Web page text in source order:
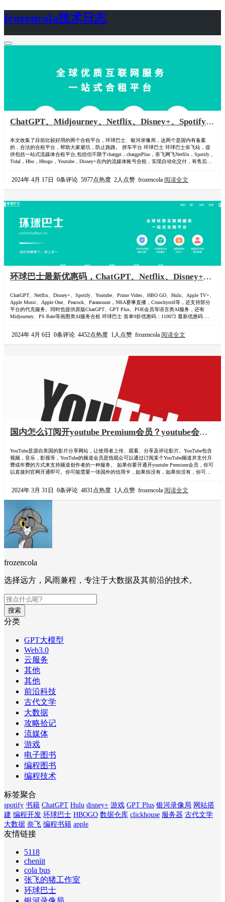
frozencola技术日志
ChatGPT、Midjourney、Netflix、Disney+、Spotify、
TV+、Apple Music、Apple One、Peacock、
Paramount等合租平台与最新优惠码
本文收集了目前比较好用的两个合租平台，环球巴士、银河录像局，这两个是国内有备案
的，合法的合租平台，帮助大家避坑，防止跑路。 拼车平台 环球巴士 环球巴士奈飞站，提
供包括一站式流媒体合租平台,包括但不限于chatgpt，chatgptPlus，奈飞网飞Netfilx，Spotify，
Tidal，Hbo，Hbogo，Youtube，Disney+在内的流媒体账号合租，实现自动化交付，有售后，
2024年 4月 17日 0条评论 5977点热度 2人点赞 frozencola 阅读全文
环球巴士最新优惠码，ChatGPT、Netflix、Disney+、
Apple TV+、Apple Music、Apple One、Peacock、
Paramount等合租平台
ChatGPT、Netflix、Disney+、Spotify、Youtube、Prime Video、HBO GO、Hulu、Apple TV+、
Apple Music、Apple One、Peacock、Paramount，NBA赛事直播，Crunchyroll等，还支持部分
平台的代充服务。同时也提供原版ChatGPT、GPT Plus、POE会员等语言类AI服务，还有
Midjourney、PS Bate等画图类AI服务合租 环球巴士 首单9折优惠码：110072 最新优惠码 环球
2024年 4月 6日 0条评论 4452点热度 1人点赞 frozencola 阅读全文
国内怎么订阅开youtube Premium会员？youtube会员
YouTube是源自美国的影片分享网站，让使用者上传、观看、分享及评论影片。YouTube包含
视频，音乐，影视等，YouTube的频道会员是指观众可以通过订阅某个YouTube频道并支付月
费或年费的方式来支持频道创作者的一种服务。 如果你要开通开youtube Premium会员，你可
以直接到官网开通即可。你可能需要一张国外的信用卡，如果你没有，如果你没有，你可以
2024年 3月 31日 0条评论 4831点热度 1人点赞 frozencola 阅读全文
frozencola
选择远方，风雨兼程，专注于大数据及其前沿的技术。
搜索
分类
GPT大模型
Web3.0
云服务
其他
其他
前沿科技
古代文学
大数据
攻略拾记
流媒体
游戏
电子图书
编程图书
编程技术
标签聚合
spotify 书籍 ChatGPT Hulu disney+ 游戏 GPT Plus 银河录像局 网站搭
建 编程开发 环球巴士 HBOGO 数据仓库 clickhouse 服务器 古代文学
大数据 奈飞 编程书籍 apple
友情链接
5118
cheniit
cola bus
张飞的猪工作室
环球巴士